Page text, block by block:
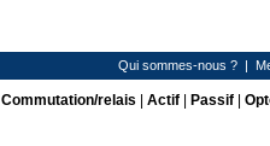
Qui sommes-nous ? |
Commutation/relais Actif| Passif|